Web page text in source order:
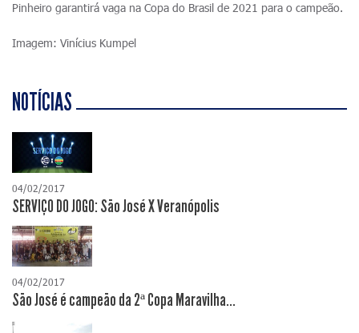
Pinheiro garantirá vaga na Copa do Brasil de 2021 para o campeão.
Imagem: Vinícius Kumpel
NOTÍCIAS
04/02/2017
SERVIÇO DO JOGO: São José X Veranópolis
04/02/2017
São José é campeão da 2ª Copa Maravilha...